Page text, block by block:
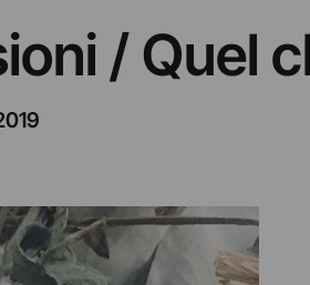
/ Quel